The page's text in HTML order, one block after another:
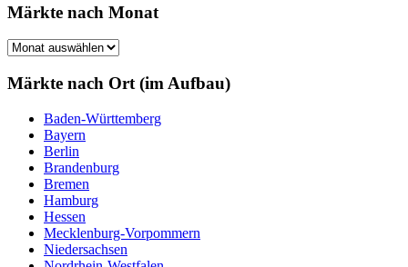
Märkte nach Monat
Märkte
Monat
Märkte nach Ort (im Aufbau)
Baden-Württemberg
Bayern
Berlin
Brandenburg
Bremen
Hamburg
Hessen
Mecklenburg-Vorpommern
Niedersachsen